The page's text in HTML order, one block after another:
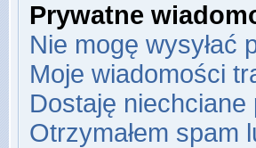
Prywatne
Nie mogę wysyłać
Moje wiadomości
Dostaję
Otrzymałem spam